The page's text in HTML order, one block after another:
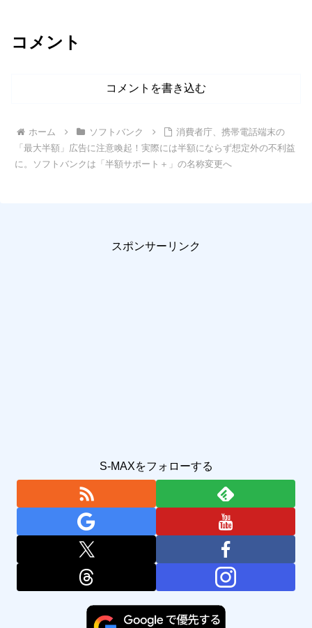
コメント
コメントを書き込む
ホーム ソフトバンク
消費者庁、携帯電話端末の
「最大半額」広告に注意喚起！実際には半額にならず想定外の不利益
に。ソフトバンクは「半額サポート＋」の名称変更へ
スポンサーリンク
S-MAXをフォローする